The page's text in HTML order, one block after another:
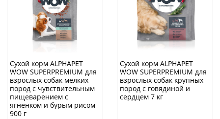
Сухой корм ALPHAPET
WOW SUPERPREMIUM для
взрослых собак мелких
пород с чувствительным
пищеварением с
ягненком и бурым рисом
900 г
Сухой корм ALPHAPET
WOW SUPERPREMIUM для
взрослых собак крупных
пород с говядиной и
сердцем 7 кг